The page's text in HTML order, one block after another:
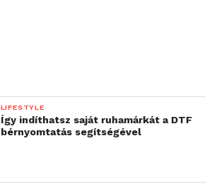
LIFESTYLE
Így indíthatsz saját ruhamárkát a DTF
bérnyomtatás segítségével